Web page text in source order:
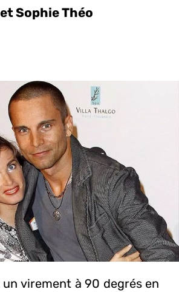
Sophie Théo
virement à 90 degrés en